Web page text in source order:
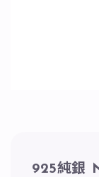
925純銀